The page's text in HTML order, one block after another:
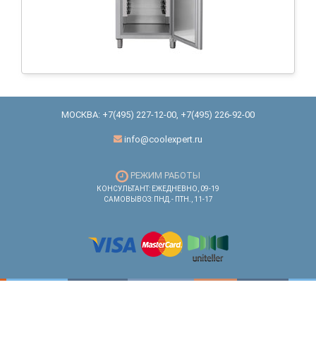
МОСКВА: +7(495) 227-12-00, +7(495) 226-92-00
info@coolexpert.ru
РЕЖИМ РАБОТЫ
КОНСУЛЬТАНТ: ЕЖЕДНЕВНО, 09-19
САМОВЫВОЗ: ПНД.- ПТН., 11-17